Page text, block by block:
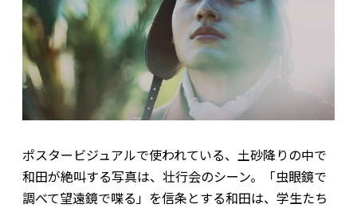
ポスタービジュアルで使われている、土砂降りの中で
和田が絶叫する写真は、壮行会のシーン。「虫眼鏡で
調べて望遠鏡で喋る」を信条とする和田は、学生たち